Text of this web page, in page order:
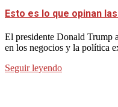
Esto es lo que opinan
El presidente Donald Trump
en los negocios y la política
Seguir leyendo